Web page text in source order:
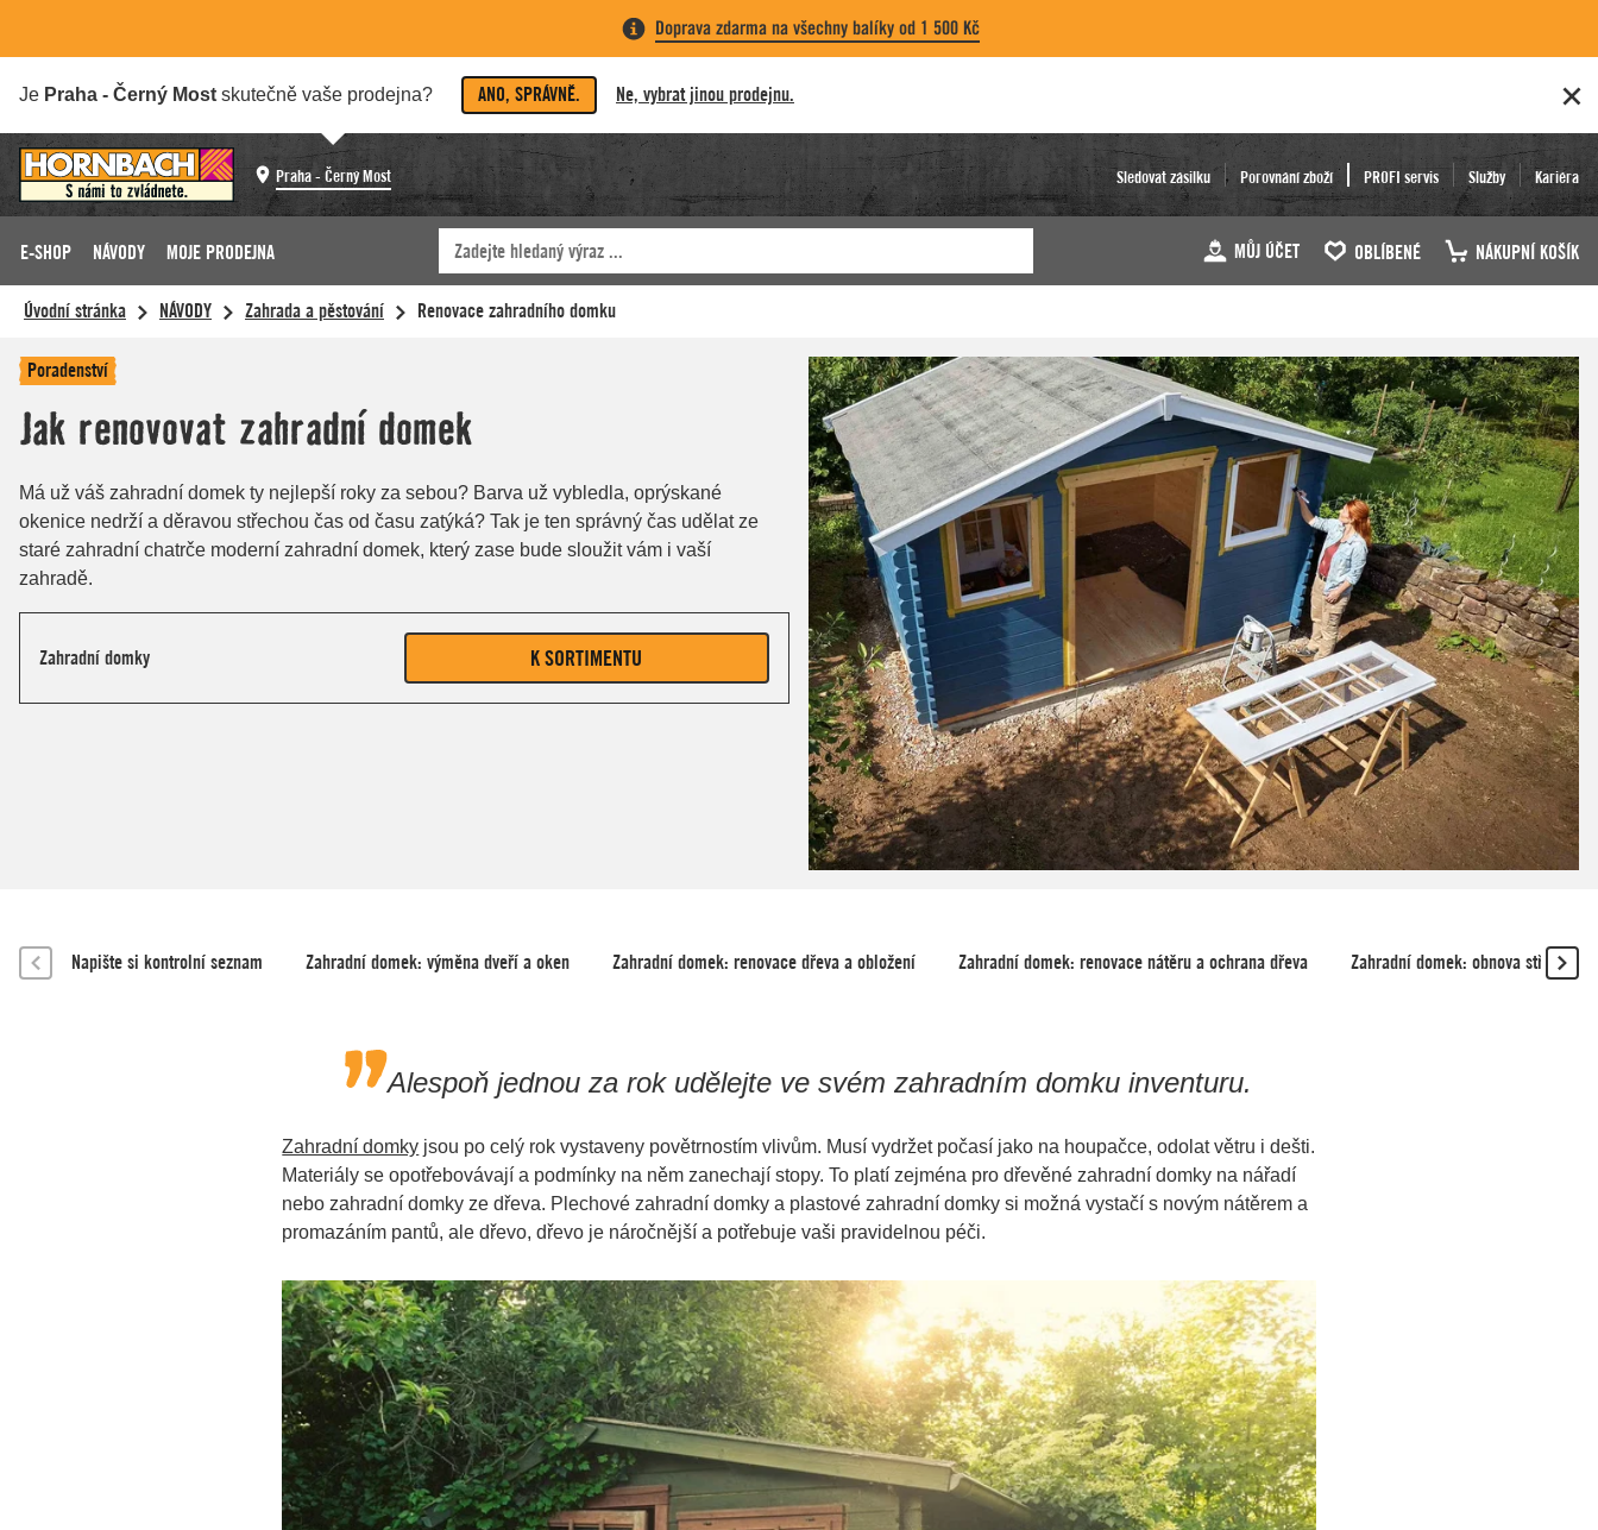
Doprava zdarma na všechny balíky od 1 500 Kč
Je Praha - Černý Most skutečně vaše prodejna? ANO, SPRÁVNĚ. Ne, vybrat jinou prodejnu.
Praha - Černý Most Sledovat zásilku Porovnání zboží PROFI servis Služby Kariéra
E-SHOP NÁVODY MOJE PRODEJNA MŮJ ÚČET OBLÍBENÉ NÁKUPNÍ KOŠÍK